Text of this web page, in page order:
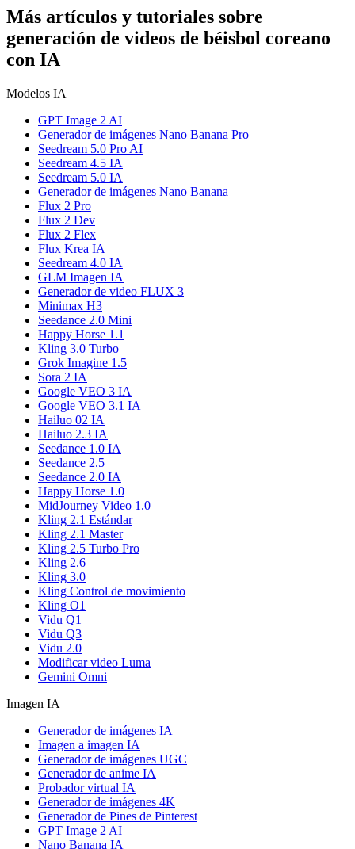
Más artículos y tutoriales sobre
generación de videos de béisbol coreano
con IA
Modelos IA
GPT Image 2 AI
Generador de imágenes Nano Banana Pro
Seedream 5.0 Pro AI
Seedream 4.5 IA
Seedream 5.0 IA
Generador de imágenes Nano Banana
Flux 2 Pro
Flux 2 Dev
Flux 2 Flex
Flux Krea IA
Seedream 4.0 IA
GLM Imagen IA
Generador de video FLUX 3
Minimax H3
Seedance 2.0 Mini
Happy Horse 1.1
Kling 3.0 Turbo
Grok Imagine 1.5
Sora 2 IA
Google VEO 3 IA
Google VEO 3.1 IA
Hailuo 02 IA
Hailuo 2.3 IA
Seedance 1.0 IA
Seedance 2.5
Seedance 2.0 IA
Happy Horse 1.0
MidJourney Video 1.0
Kling 2.1 Estándar
Kling 2.1 Master
Kling 2.5 Turbo Pro
Kling 2.6
Kling 3.0
Kling Control de movimiento
Kling O1
Vidu Q1
Vidu Q3
Vidu 2.0
Modificar video Luma
Gemini Omni
Imagen IA
Generador de imágenes IA
Imagen a imagen IA
Generador de imágenes UGC
Generador de anime IA
Probador virtual IA
Generador de imágenes 4K
Generador de Pines de Pinterest
GPT Image 2 AI
Nano Banana IA